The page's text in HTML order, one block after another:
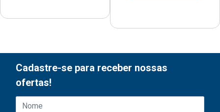
Cadastre-se para receber nossas
ofertas!